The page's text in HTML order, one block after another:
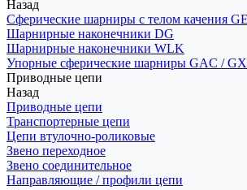
Назад
Сферические шарниры с телом качения
Шарнирные наконечники DG
Шарнирные наконечники WLK
Упорные сферические шарниры GAC / GX
Приводные цепи
Назад
Приводные цепи
Транспортерные цепи
Цепи втулочно-роликовые
Звено переходное
Звено соединительное
Направляющие / профили цепи